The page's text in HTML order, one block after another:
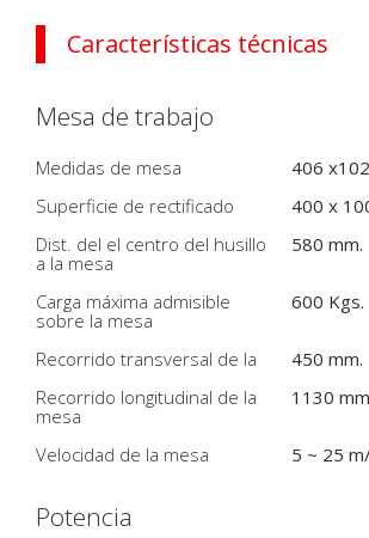
Características técnicas
Mesa de trabajo
Medidas de mesa
406
Superficie de rectificado
400 x
Dist. del el centro del husillo
a la mesa
580 mm.
Carga máxima admisible
sobre la mesa
600 Kgs.
Recorrido transversal de la
450 mm.
Recorrido longitudinal de la
mesa
1130
Velocidad de la mesa 5 ~ 25
Potencia